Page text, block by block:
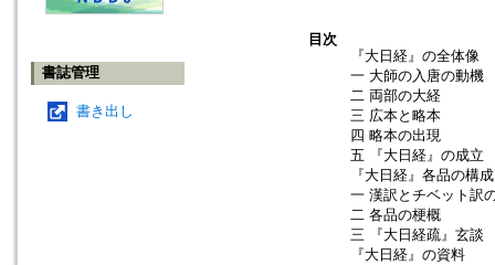
書誌管理
書き出し
目次
『大日経』の全体像
一 大師の入唐の動機
二 両部の大経
三 広本と略本
四 略本の出現
五 『大日経』の成立
『大日経』各品の構成
一 漢訳とチベット訳
二 各品の梗概
三 『大日経疏』玄談
『大日経』の資料